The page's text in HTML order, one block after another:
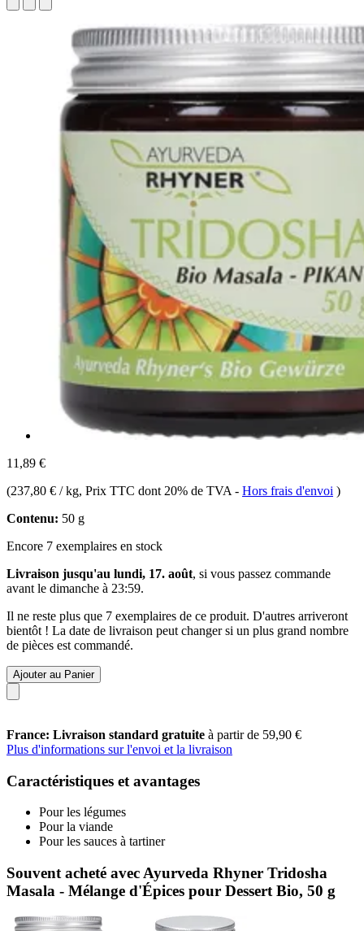
11,89 €
(237,80 € / kg, Prix TTC dont 20% de TVA - Hors frais d'envoi )
Contenu: 50 g
Encore 7 exemplaires en stock
Livraison jusqu'au lundi, 17. août, si vous passez commande
avant le dimanche à 23:59.
Il ne reste plus que 7 exemplaires de ce produit. D'autres arriveront
bientôt ! La date de livraison peut changer si un plus grand nombre
de pièces est commandé.
Ajouter au Panier
France: Livraison standard gratuite à partir de 59,90 €
Plus d'informations sur l'envoi et la livraison
Caractéristiques et avantages
Pour les légumes
Pour la viande
Pour les sauces à tartiner
Souvent acheté avec Ayurveda Rhyner Tridosha
Masala - Mélange d'Épices pour Dessert Bio, 50 g